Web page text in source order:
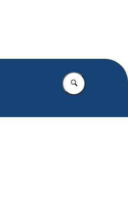
Vul in wat u